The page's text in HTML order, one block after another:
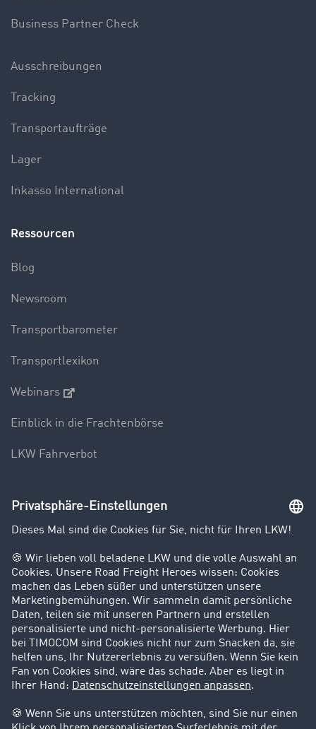
Business Partner Check
Ausschreibungen
Tracking
Transportaufträge
Lager
Inkasso International
Ressourcen
Blog
Newsroom
Transportbarometer
Transportlexikon
Webinars
Einblick in die Frachtenbörse
LKW Fahrverbot
Unternehmen
Kunden werben Kunden
Success Stories
Karriere
Support
Kontakt
Rechtliches